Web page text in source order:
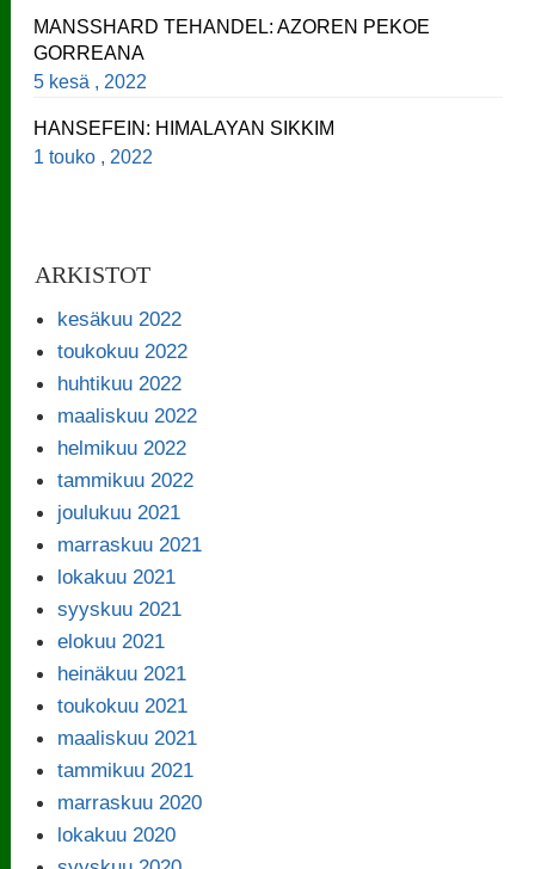
MANSSHARD TEHANDEL: AZOREN PEKOE
GORREANA
5 kesä , 2022
HANSEFEIN: HIMALAYAN SIKKIM
1 touko , 2022
ARKISTOT
kesäkuu 2022
toukokuu 2022
huhtikuu 2022
maaliskuu 2022
helmikuu 2022
tammikuu 2022
joulukuu 2021
marraskuu 2021
lokakuu 2021
syyskuu 2021
elokuu 2021
heinäkuu 2021
toukokuu 2021
maaliskuu 2021
tammikuu 2021
marraskuu 2020
lokakuu 2020